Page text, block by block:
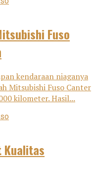
Fuso
kendaraan niaganya
Mitsubishi Fuso Canter
kilometer. Hasil...
Kualitas